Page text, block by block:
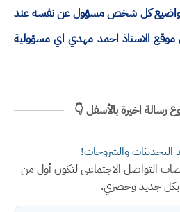
كل شخص مسؤول عن نفسه عند
موقع الاستاذ احمد مهدي اي مسؤولية
رسالة اخيرة بالأسفل 👇
التحديثات والشروحات!
التواصل الاجتماعي لتكون أول من
جديد وحصري.